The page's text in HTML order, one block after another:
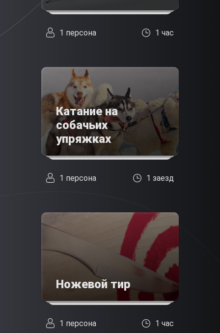
1 персона 1 час
Катание на
собачьих
упряжках
1 персона 1 заезд
Ножевой тир
1 персона 1 час